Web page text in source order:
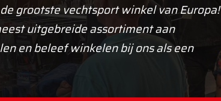
grootste vechtsport winkel van Europa!
uitgebreide assortiment aan
en beleef winkelen bij ons als een